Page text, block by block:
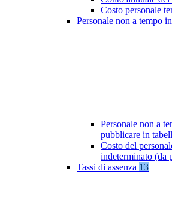
Costo personale
Personale non a tempo
Personale non a
pubblicare in
Costo del
indeterminato (da
Tassi di assenza 13